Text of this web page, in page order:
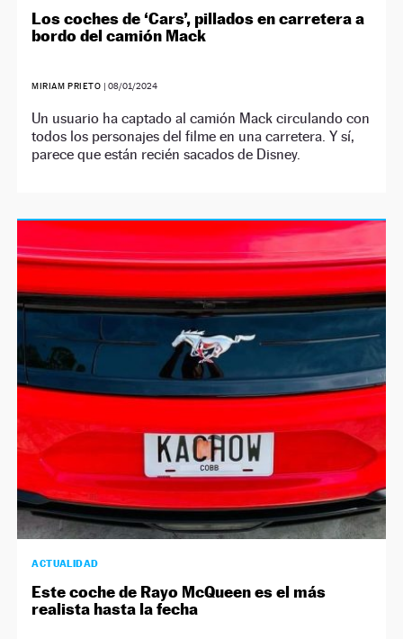
Los coches de ‘Cars’, pillados en carretera a
bordo del camión Mack
MIRIAM PRIETO | 08/01/2024
Un usuario ha captado al camión Mack circulando con
todos los personajes del filme en una carretera. Y sí,
parece que están recién sacados de Disney.
ACTUALIDAD
Este coche de Rayo McQueen es el más
realista hasta la fecha